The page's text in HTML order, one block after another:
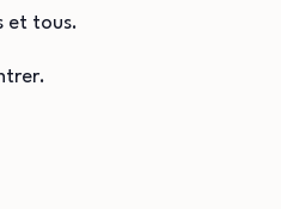
et tous.